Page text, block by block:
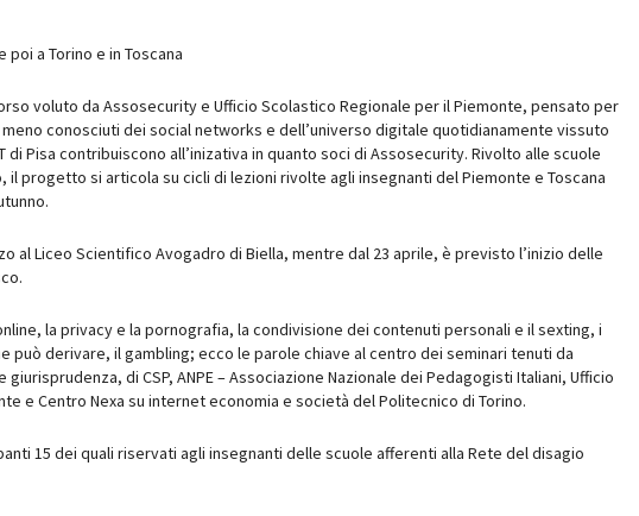
poi a Torino e in Toscana
voluto da Assosecurity e Ufficio Scolastico Regionale per il Piemonte, pensato per
conosciuti dei social networks e dell’universo digitale quotidianamente vissuto
di Pisa contribuiscono all’inizativa in quanto soci di Assosecurity. Rivolto alle scuole
il progetto si articola su cicli di lezioni rivolte agli insegnanti del Piemonte e Toscana
al Liceo Scientifico Avogadro di Biella, mentre dal 23 aprile, è previsto l’inizio delle
la privacy e la pornografia, la condivisione dei contenuti personali e il sexting, i
può derivare, il gambling; ecco le parole chiave al centro dei seminari tenuti da
di CSP, ANPE – Associazione Nazionale dei Pedagogisti Italiani, Ufficio
e Centro Nexa su internet economia e società del Politecnico di Torino.
15 dei quali riservati agli insegnanti delle scuole afferenti alla Rete del disagio